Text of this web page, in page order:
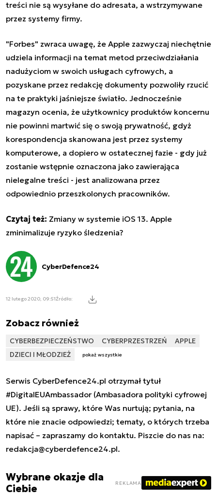
treści nie są wysyłane do adresata, a wstrzymywane
przez systemy firmy.
"Forbes" zwraca uwagę, że Apple zazwyczaj niechętnie
udziela informacji na temat metod przeciwdziałania
nadużyciom w swoich usługach cyfrowych, a
pozyskane przez redakcję dokumenty pozwoliły rzucić
na te praktyki jaśniejsze światło. Jednocześnie
magazyn ocenia, że użytkownicy produktów koncernu
nie powinni martwić się o swoją prywatność, gdyż
korespondencja skanowana jest przez systemy
komputerowe, a dopiero w ostatecznej fazie - gdy już
zostanie wstępnie oznaczona jako zawierająca
nielegalne treści - jest analizowana przez
odpowiednio przeszkolonych pracowników.
Czytaj też: Zmiany w systemie iOS 13. Apple
zminimalizuje ryzyko śledzenia?
CyberDefence24
12 lutego 2020, 09:51Źródło:
Zobacz również
CYBERBEZPIECZEŃSTWO CYBERPRZESTRZEŃ
APPLE
DZIECI I MŁODZIEŻ
pokaż wszystkie
Serwis CyberDefence24.pl otrzymał tytuł
#DigitalEUAmbassador (Ambasadora polityki cyfrowej
UE). Jeśli są sprawy, które Was nurtują; pytania, na
które nie znacie odpowiedzi; tematy, o których trzeba
napisać – zapraszamy do kontaktu. Piszcie do nas na:
redakcja@cyberdefence24.pl.
Wybrane okazje dla
Ciebie
REKLAMA